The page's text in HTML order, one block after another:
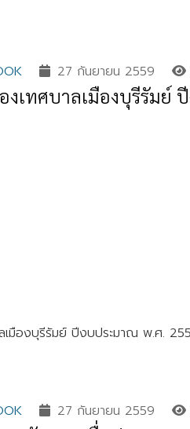
27 กันยายน 2559
งเทศบาลเมืองบุรีรัมย์
เมืองบุรีรัมย์ ปีงบประมาณ พ.ศ.
27 กันยายน 2559